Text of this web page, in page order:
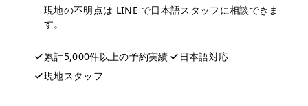
現地の不明点は LINE で日本語スタッフに相談できま
す。
累計5,000件以上の予約実績
日本語対応
現地スタッフ